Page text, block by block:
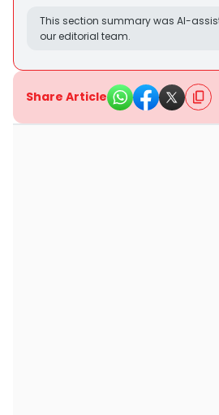
This section summary was AI-
our editorial team.
Share Article